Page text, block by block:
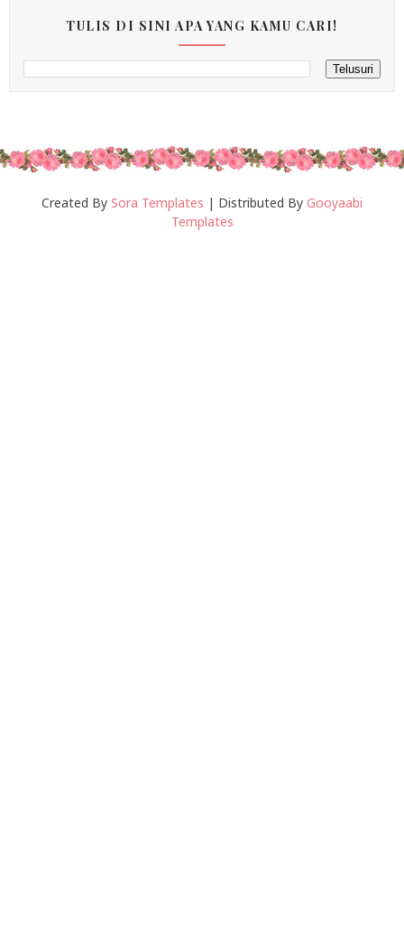
TULIS DI SINI APA YANG KAMU CARI!
Created By Sora Templates | Distributed By Gooyaabi
Templates